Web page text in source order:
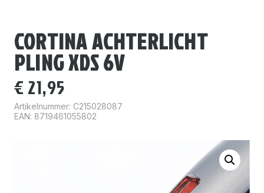
CORTINA ACHTERLICHT
PLING XDS 6V
€ 21,95
Artikelnummer: C215028087
EAN: 8719461055802